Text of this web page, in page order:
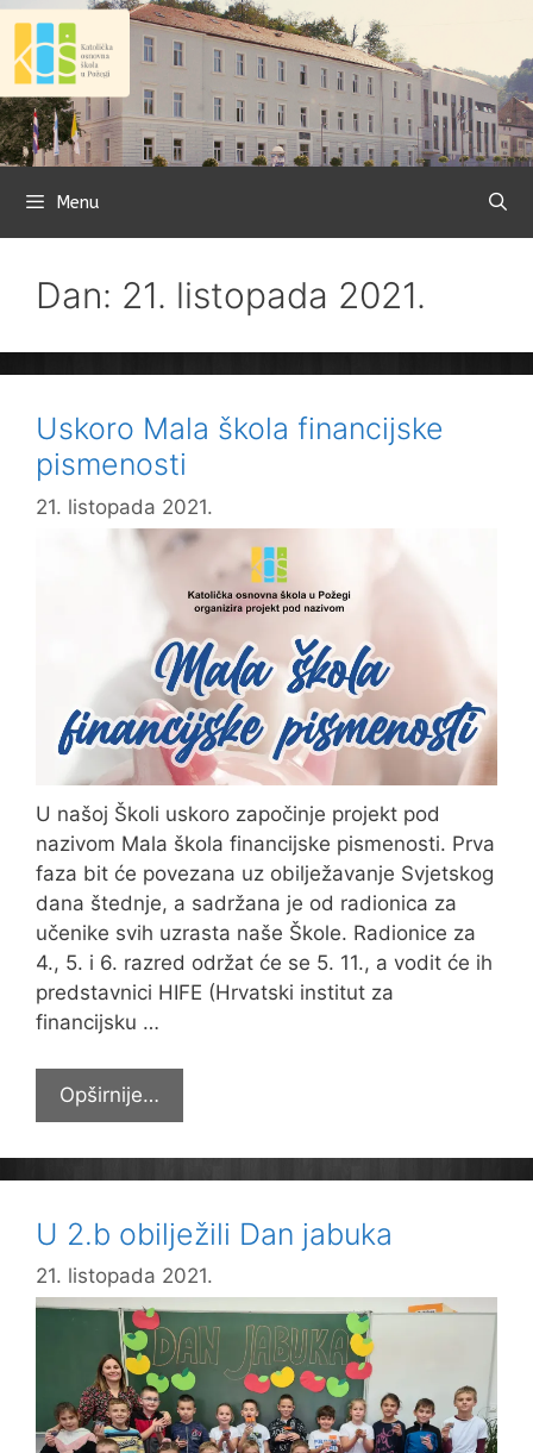
Preskoči
sadržaj
Menu
Dan: 21. listopada 2021.
Uskoro Mala škola financijske
pismenosti
21. listopada 2021.
U našoj Školi uskoro započinje projekt pod
nazivom Mala škola financijske pismenosti. Prva
faza bit će povezana uz obilježavanje Svjetskog
dana štednje, a sadržana je od radionica za
učenike svih uzrasta naše Škole. Radionice za
4., 5. i 6. razred održat će se 5. 11., a vodit će ih
predstavnici HIFE (Hrvatski institut za
financijsku …
Opširnije…
Mala
škola
financijske
U 2.b obilježili Dan jabuka
21. listopada 2021.